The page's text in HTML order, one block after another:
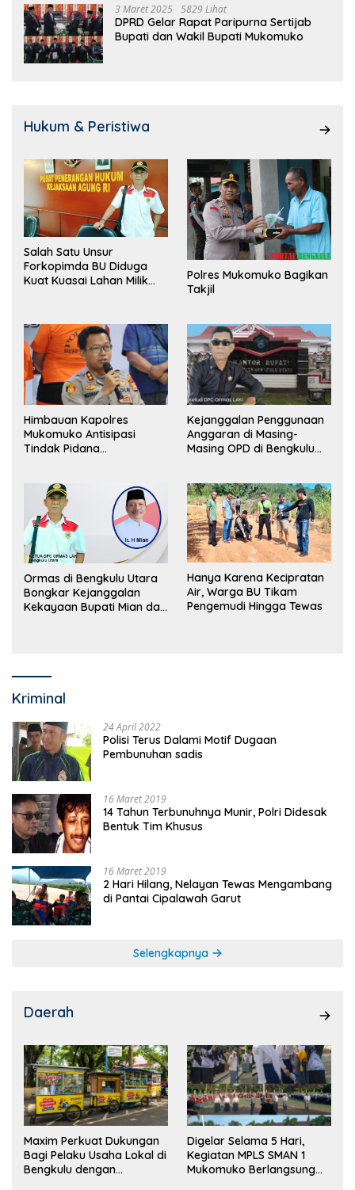
3 Maret 2025 5829 Lihat
DPRD Gelar Rapat Paripurna Sertijab
Bupati dan Wakil Bupati Mukomuko
Hukum & Peristiwa
Salah Satu Unsur
Forkopimda BU Diduga
Kuat Kuasai Lahan Milik
Polres Mukomuko Bagikan
Takjil
Himbauan Kapolres
Mukomuko Antisipasi
Tindak Pidana
Kejanggalan Penggunaan
Anggaran di Masing-
Masing OPD di Bengkulu
Ormas di Bengkulu Utara
Bongkar Kejanggalan
Kekayaan Bupati Mian dan
Hanya Karena Kecipratan
Air, Warga BU Tikam
Pengemudi Hingga Tewas
Kriminal
24 April 2022
Polisi Terus Dalami Motif Dugaan
Pembunuhan sadis
16 Maret 2019
14 Tahun Terbunuhnya Munir, Polri Didesak
Bentuk Tim Khusus
16 Maret 2019
2 Hari Hilang, Nelayan Tewas Mengambang
di Pantai Cipalawah Garut
Selengkapnya
Daerah
Maxim Perkuat Dukungan
Bagi Pelaku Usaha Lokal di
Bengkulu dengan
Digelar Selama 5 Hari,
Kegiatan MPLS SMAN 1
Mukomuko Berlangsung